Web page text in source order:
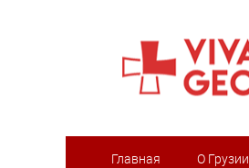
Главная О Грузии